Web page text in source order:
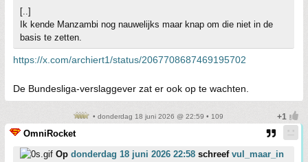
[..]
Ik kende Manzambi nog nauwelijks maar knap om die niet in de
basis te zetten.
https://x.com/archiert1/status/2067708687469195702
De Bundesliga-verslaggever zat er ook op te wachten.
• donderdag 18 juni 2026 @ 22:59 • 109
OmniRocket
Op donderdag 18 juni 2026 22:58 schreef vul_maar_in